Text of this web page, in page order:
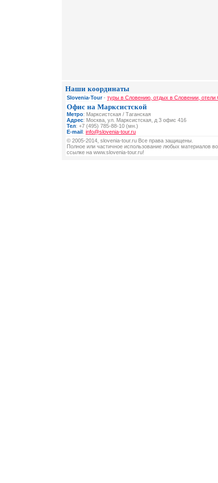
Наши координаты
Slovenia-Tour- туры в Словению, отдых в Словении,
Офис на Марксистской
Метро: Марксистская / Таганская
Адрес: Москва, ул. Марксистская, д 3 офис 416
Тел: +7 (495) 785-88-10 (мн.)
E-mail: info@slovenia-tour.ru
© 2005-2014, slovenia-tour.ru Все права защищены.
Полное или частичное использование любых материалов
ссылке на www.slovenia-tour.ru!